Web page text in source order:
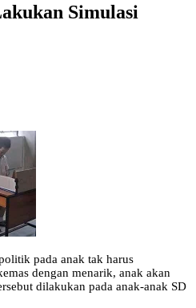
Simulasi
pada anak tak harus
dengan menarik, anak akan
dilakukan pada anak-anak SD